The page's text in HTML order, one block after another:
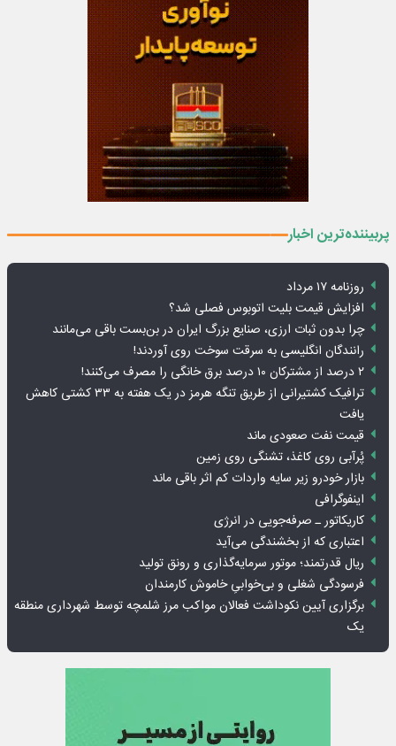
پربیننده‌ترین اخبار
روزنامه ۱۷ مرداد
افزایش قیمت بلیت اتوبوس فصلی شد؟
چرا بدون ثبات ارزی، صنایع بزرگ ایران در بن‌بست باقی می‌مانند
رانندگان انگلیسی به سرقت سوخت روی آوردند!
۲ درصد از مشترکان ۱۰ درصد برق خانگی را مصرف می‌کنند!
ترافیک کشتیرانی از طریق تنگه هرمز در یک هفته به ۳۳ کشتی کاهش
یافت
قیمت نفت صعودی ماند
پُرآبی روی کاغذ، تشنگی روی زمین
بازار خودرو زیر سایه واردات کم اثر باقی ماند
اینفوگرافی
کاریکاتور ـ صرفه‌جویی در انرژی
اعتباری که از بخشندگی می‌آید
ریال قدرتمند؛ موتور سرمایه‌گذاری و رونق تولید
فرسودگی شغلی و بی‌خوابیِ خاموش کارمندان
برگزاری آیین نکوداشت فعالان مواکب مرز شلمچه توسط شهرداری منطقه
یک